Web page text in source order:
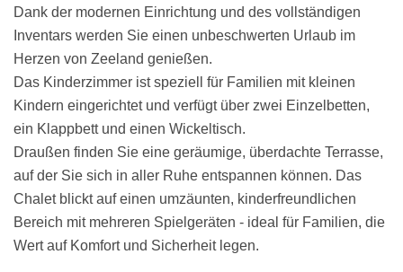
Dank der modernen Einrichtung und des vollständigen
Inventars werden Sie einen unbeschwerten Urlaub im
Herzen von Zeeland genießen.
Das Kinderzimmer ist speziell für Familien mit kleinen
Kindern eingerichtet und verfügt über zwei Einzelbetten,
ein Klappbett und einen Wickeltisch.
Draußen finden Sie eine geräumige, überdachte Terrasse,
auf der Sie sich in aller Ruhe entspannen können. Das
Chalet blickt auf einen umzäunten, kinderfreundlichen
Bereich mit mehreren Spielgeräten - ideal für Familien, die
Wert auf Komfort und Sicherheit legen.